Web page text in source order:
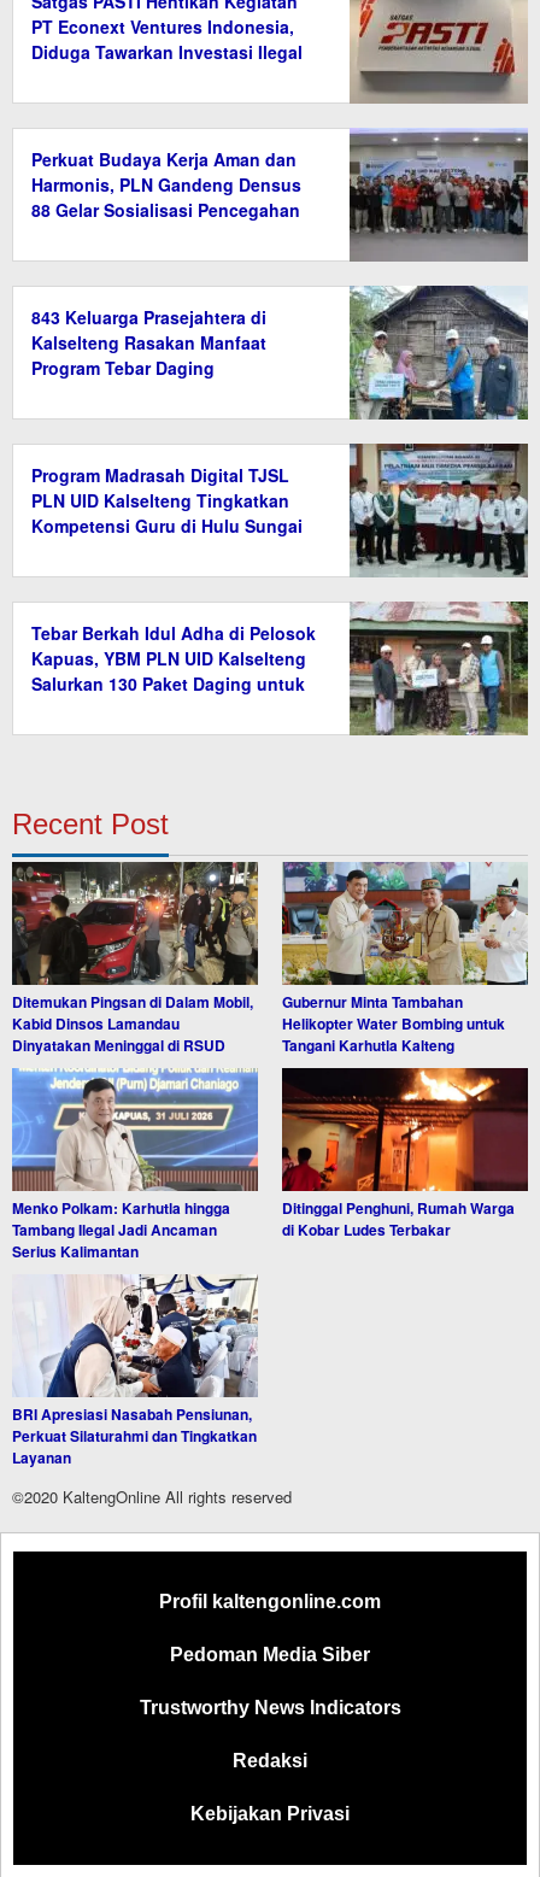
PT Econext Ventures Indonesia,
Diduga Tawarkan Investasi Ilegal
Perkuat Budaya Kerja Aman dan
Harmonis, PLN Gandeng Densus
88 Gelar Sosialisasi Pencegahan
843 Keluarga Prasejahtera di
Kalselteng Rasakan Manfaat
Program Tebar Daging
Program Madrasah Digital TJSL
PLN UID Kalselteng Tingkatkan
Kompetensi Guru di Hulu Sungai
Tebar Berkah Idul Adha di Pelosok
Kapuas, YBM PLN UID Kalselteng
Salurkan 130 Paket Daging untuk
Recent Post
Ditemukan Pingsan di Dalam Mobil,
Kabid Dinsos Lamandau
Dinyatakan Meninggal di RSUD
Gubernur Minta Tambahan
Helikopter Water Bombing untuk
Tangani Karhutla Kalteng
Menko Polkam: Karhutla hingga
Tambang Ilegal Jadi Ancaman
Serius Kalimantan
Ditinggal Penghuni, Rumah Warga
di Kobar Ludes Terbakar
BRI Apresiasi Nasabah Pensiunan,
Perkuat Silaturahmi dan Tingkatkan
Layanan
©2020 KaltengOnline All rights reserved
Profil kaltengonline.com
Pedoman Media Siber
Trustworthy News Indicators
Redaksi
Kebijakan Privasi